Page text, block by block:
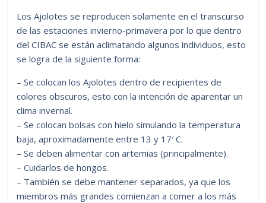
Los Ajolotes se reproducen solamente en el transcurso
de las estaciones invierno-primavera por lo que dentro
del CIBAC se están aclimatando algunos individuos, esto
se logra de la siguiente forma:
– Se colocan los Ajolotes dentro de recipientes de
colores obscuros, esto con la intención de aparentar un
clima invernal.
– Se colocan bolsas con hielo simulando la temperatura
baja, aproximadamente entre 13 y 17′ C.
– Se deben alimentar con artemias (principalmente).
– Cuidarlos de hongos.
– También se debe mantener separados, ya que los
miembros más grandes comienzan a comer a los más